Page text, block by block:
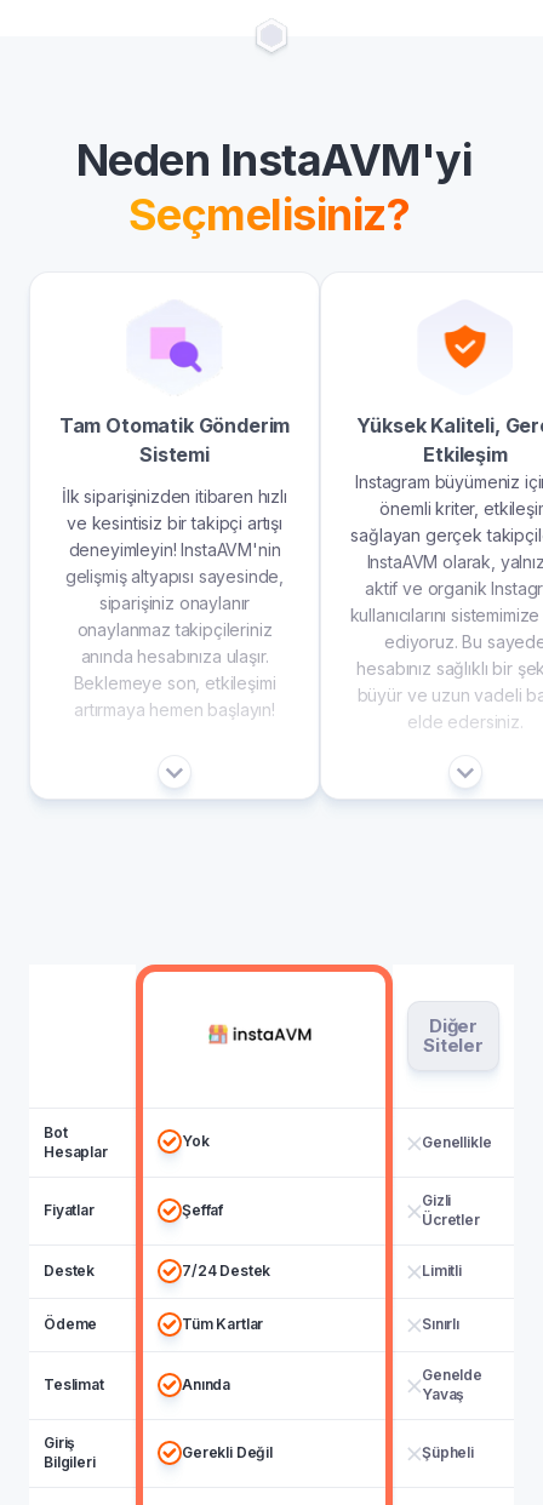
Neden InstaAVM'yi
Seçmelisiniz?
Tam Otomatik Gönderim
Sistemi
İlk siparişinizden itibaren hızlı
ve kesintisiz bir takipçi artışı
deneyimleyin! InstaAVM'nin
gelişmiş altyapısı sayesinde,
siparişiniz onaylanır
onaylanmaz takipçileriniz
anında hesabınıza ulaşır.
Beklemeye son, etkileşimi
artırmaya hemen başlayın!
Yüksek Kaliteli,
Etkileşim
Instagram büyümeniz
önemli kriter,
sağlayan gerçek
InstaAVM olarak,
aktif ve organik
kullanıcılarını
ediyoruz. Bu
hesabınız sağlıklı bir
büyür ve uzun vadeli
elde edersiniz.
Diğer
Siteler
Bot
Hesaplar
Yok Genellikle
Fiyatlar Şeffaf
Gizli
Ücretler
Destek 7/24 Destek Limitli
Ödeme Tüm Kartlar Sınırlı
Teslimat Anında
Genelde
Yavaş
Giriş
Bilgileri
Gerekli Değil Şüpheli